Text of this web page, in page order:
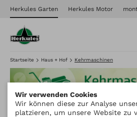
Herkules Garten Herkules Motor
Startseite Haus + Hof Kehrmaschinen
Wir verwenden Cookies
Wir können diese zur Analyse
platzieren, um unsere Website zu